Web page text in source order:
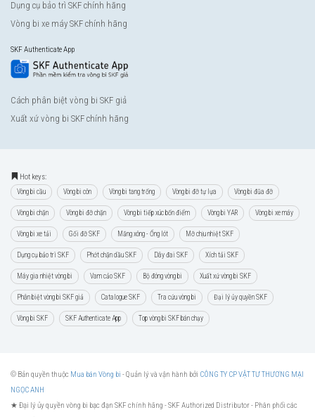
Dụng cụ bảo trì SKF chính hãng
Vòng bi xe máy SKF chính hãng
SKF Authenticate App
Cách phân biệt vòng bi SKF giả
Xuất xứ vòng bi SKF chính hãng
Hot keys:
Vòng bi cầu Vòng bi côn Vòng bi tang trống Vòng bi đỡ tự lựa Vòng bi đũa đỡ
Vòng bi chặn Vòng bi đỡ chặn Vòng bi tiếp xúc bốn điểm Vòng bi YAR Vòng bi xe máy
Vòng bi xe tải Gối đỡ SKF Măng xông - Ống lót Mỡ chịu nhiệt SKF
Dụng cụ bảo trì SKF Phớt chặn dầu SKF Dây đai SKF Xích tải SKF
Máy gia nhiệt vòng bi Vam cảo SKF Bộ đóng vòng bi Xuất xứ vòng bi SKF
Phân biệt vòng bi SKF giả Catalogue SKF Tra cứu vòng bi Đại lý ủy quyền SKF
Vòng bi SKF SKF Authenticate App Top vòng bi SKF bán chạy
© Bản quyền thuộc Mua bán Vòng bi - Quản lý và vận hành bởi CÔNG TY CP VẬT TƯ THƯƠNG MẠI
NGỌC ANH
★ Đại lý ủy quyền vòng bi bạc đạn SKF chính hãng -SKF Authorized Distributor- Phân phối các